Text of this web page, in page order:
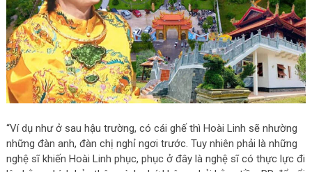
“Ví dụ như ở sau hậu trường, có cái ghế thì Hoài Linh sẽ nhường
những đàn anh, đàn chị nghỉ ngơi trước. Tuy nhiên phải là những
nghệ sĩ khiến Hoài Linh phục, phục ở đây là nghệ sĩ có thực lực đi